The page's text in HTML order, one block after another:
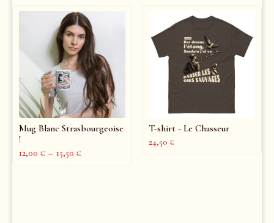
Mug Blanc Strasbourgeoise
!
12,00 € – 15,50 €
T-shirt - Le Chasseur
24,50 €